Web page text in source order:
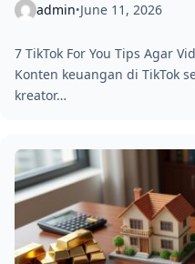
admin•June 11, 2026
7 TikTok For You Tips Agar
Konten keuangan di TikTok
kreator…